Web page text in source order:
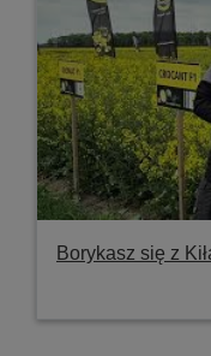
Borykasz się z